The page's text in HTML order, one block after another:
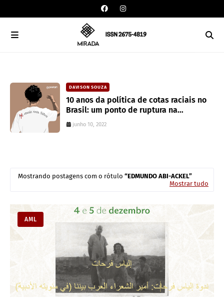
DAVISON SOUZA
10 anos da política de cotas raciais no
Brasil: um ponto de ruptura na
colonialidade
junho 10, 2022
Mostrando postagens com o rótulo
EDMUNDO ABI-ACKEL
Mostrar tudo
AML